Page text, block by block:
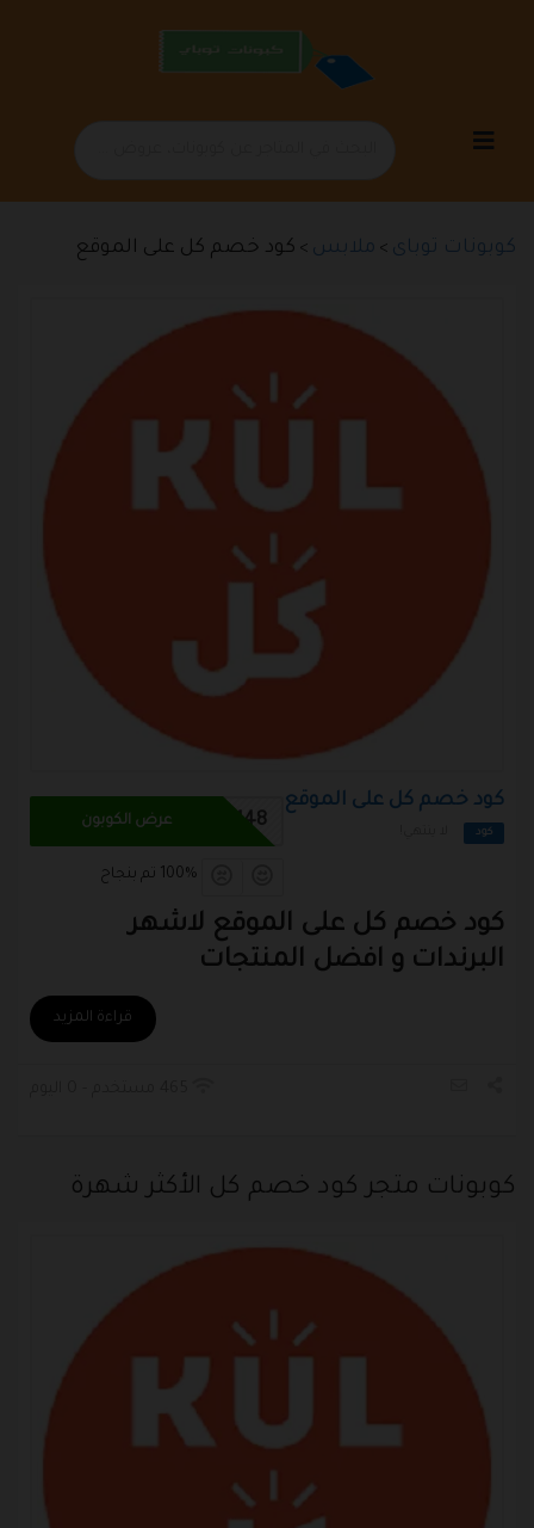
إلى
كوبونات توباى > ملابس > كود خصم كل على الموقع
كود خصم كل على الموقع
كود
M48 عرض الكوبون
100% تم بنجاح
قراءة المزيد
كود خصم كل على الموقع لاشهر
البرندات و افضل المنتجات
كوبونات متجر كود خصم كل الأكثر شهرة